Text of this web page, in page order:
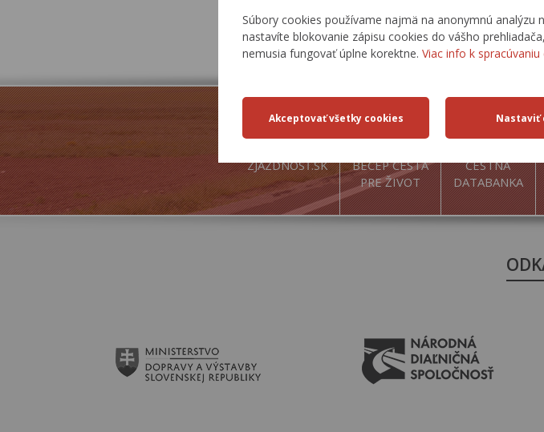
Súbory cookies používame najmä na anonymnú analýzu
nastavíte blokovanie zápisu cookies do vášho
nemusia fungovať úplne korektne. Viac info k spracúvaniu
ZJAZDNOSŤ.SK
BECEP CESTA
PRE ŽIVOT
CESTNÁ
DATABANKA